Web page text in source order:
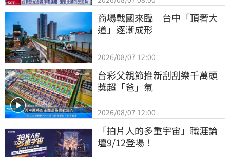
商場戰國來臨　台中「頂奢大
道」逐漸成形
2026/08/07 12:00
台彩父親節推新刮刮樂千萬頭
獎超「爸」氣
2026/08/07 12:00
「拍片人的多重宇宙」職涯論
壇9/12登場！